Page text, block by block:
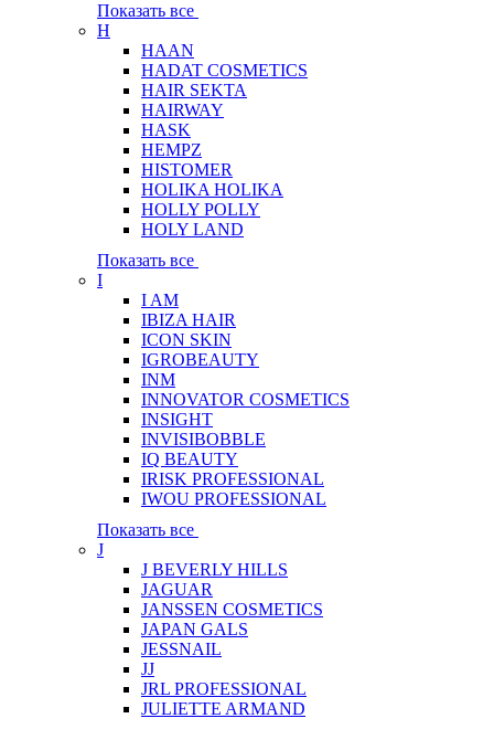
Показать все
H
HAAN
HADAT COSMETICS
HAIR SEKTA
HAIRWAY
HASK
HEMPZ
HISTOMER
HOLIKA HOLIKA
HOLLY POLLY
HOLY LAND
Показать все
I
I AM
IBIZA HAIR
ICON SKIN
IGROBEAUTY
INM
INNOVATOR COSMETICS
INSIGHT
INVISIBOBBLE
IQ BEAUTY
IRISK PROFESSIONAL
IWOU PROFESSIONAL
Показать все
J
J BEVERLY HILLS
JAGUAR
JANSSEN COSMETICS
JAPAN GALS
JESSNAIL
JJ
JRL PROFESSIONAL
JULIETTE ARMAND